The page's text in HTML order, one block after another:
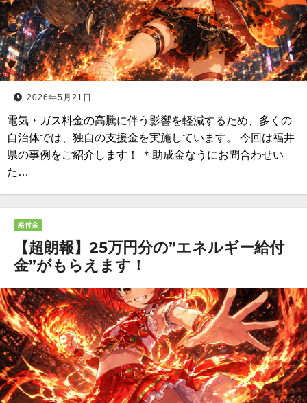
2026年5月21日
電気・ガス料金の高騰に伴う影響を軽減するため、多くの
自治体では、独自の支援金を実施しています。 今回は福井
県の事例をご紹介します！ ＊助成金なうにお問合わせい
た…
給付金
【超朗報】25万円分の”エネルギー給付
金”がもらえます！